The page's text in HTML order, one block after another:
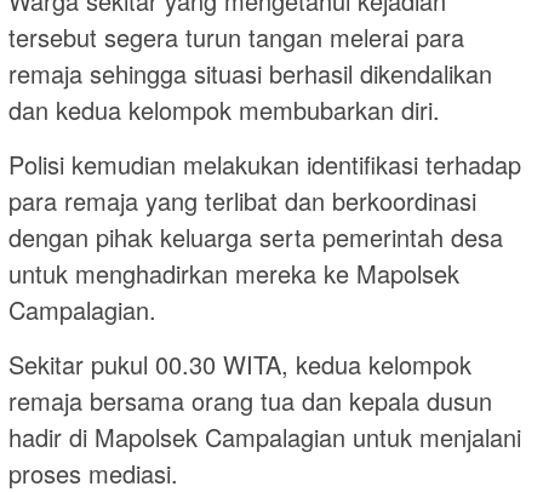
tersebut segera turun tangan melerai para
remaja sehingga situasi berhasil dikendalikan
dan kedua kelompok membubarkan diri.
Polisi kemudian melakukan identifikasi terhadap
para remaja yang terlibat dan berkoordinasi
dengan pihak keluarga serta pemerintah desa
untuk menghadirkan mereka ke Mapolsek
Campalagian.
Sekitar pukul 00.30 WITA, kedua kelompok
remaja bersama orang tua dan kepala dusun
hadir di Mapolsek Campalagian untuk menjalani
proses mediasi.